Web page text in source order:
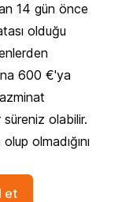
14 gün önce
olduğu
600 €'ya
olabilir.
olmadığını
et